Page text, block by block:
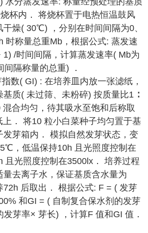
杯内． 将烧杯置于电热恒温鼓风
燥( 30℃) ，分别在时间间隔为0、
时称量总重Mb，根据公式: 蒸发速
/时间间隔，计算蒸发速率( Mb为
隔称量的总重) ．
数( GI) : 在培养皿内放一张滤纸，
质( 未过筛、未粉碎) 按质量比1 ∶
混合均匀，待其吸水至饱和后称取
． 将10 粒小白菜种子均匀置于基
发芽箱内． 模拟自然发芽状态，变
，低温保持10h 且光照度控制在
且光照度控制在3500lx． 培养过程
量去离子水，保证基质含水量为
后取出． 根据公式: F = ( 发芽
和GI = ( 自制复合保水剂的发芽
芽率× 芽长) ，计算F 值和GI 值．